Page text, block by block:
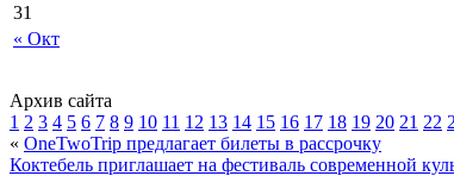
« Окт
31
Архив сайта
1 2 3 4 5 6 7 8 9 10 11 12 13 14 15 16 17 18 19 20 21 22
« OneTwoTrip предлагает билеты в рассрочку
Коктебель приглашает на фестиваль современной